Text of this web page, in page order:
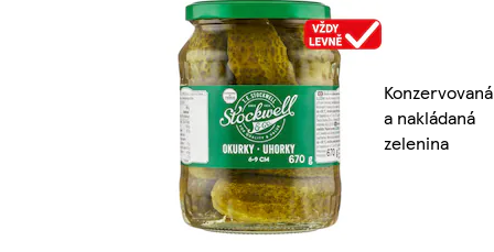
Konzervovaná
a nakládaná
zelenina